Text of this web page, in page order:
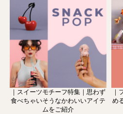
｜スイーツモチーフ特集｜思わず
食べちゃいそうなかわいいアイテ
ムをご紹介
｜
め